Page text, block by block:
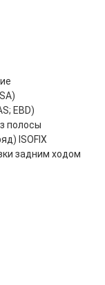
EBD)
полосы
ISOFIX
задним ходом